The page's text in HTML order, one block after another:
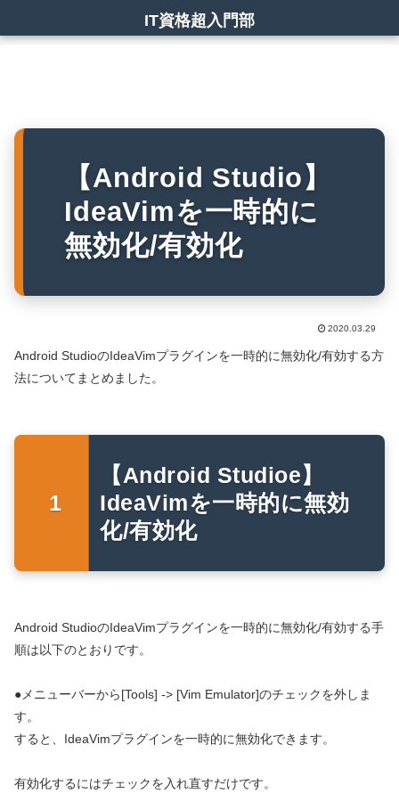
IT資格超入門部
【Android Studio】
IdeaVimを一時的に
無効化/有効化
2020.03.29
Android StudioのIdeaVimプラグインを一時的に無効化/有効する方
法についてまとめました。
【Android Studioe】
IdeaVimを一時的に無効
化/有効化
Android StudioのIdeaVimプラグインを一時的に無効化/有効する手
順は以下のとおりです。
●メニューバーから[Tools] -> [Vim Emulator]のチェックを外しま
す。
すると、IdeaVimプラグインを一時的に無効化できます。
有効化するにはチェックを入れ直すだけです。